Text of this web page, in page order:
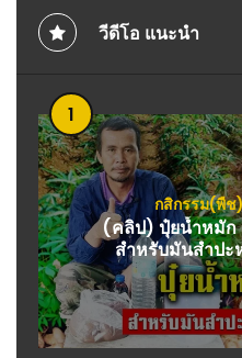
วีดีโอ แนะนำ
1
กสิกรรม(พื
(คลิป) ปุ๋ยน้ำหมัก
สำหรับมันสำปะ